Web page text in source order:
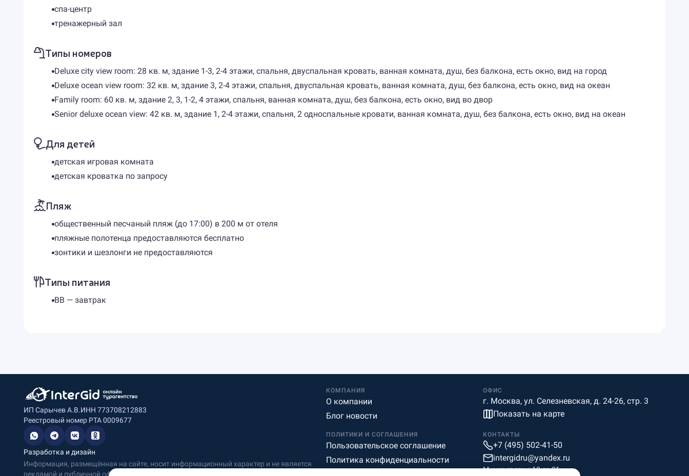
спа-центр
тренажерный зал
Типы номеров
Deluxe city view room: 28 кв. м, здание 1-3, 2-4 этажи, спальня, двуспальная кровать, ванная комната, душ, без балкона, есть окно, вид на город
Deluxe ocean view room: 32 кв. м, здание 3, 2-4 этажи, спальня, двуспальная кровать, ванная комната, душ, без балкона, есть окно, вид на океан
Family room: 60 кв. м, здание 2, 3, 1-2, 4 этажи, спальня, ванная комната, душ, без балкона, есть окно, вид во двор
Senior deluxe ocean view: 42 кв. м, здание 1, 2-4 этажи, спальня, 2 односпальные кровати, ванная комната, душ, без балкона, есть окно, вид на океан
Для детей
детская игровая комната
детская кроватка по запросу
Пляж
общественный песчаный пляж (до 17:00) в 200 м от отеля
пляжные полотенца предоставляются бесплатно
зонтики и шезлонги не предоставляются
Типы питания
BB — завтрак
ИП Сарычев А.В.ИНН 773708212883
Реестровый номер РТА 0009677
Разработка и дизайн
Информация, размещённая на сайте, носит информационный характер и не является
рекламой и публичной офертой.
КОМПАНИЯ
О компании
Блог новости
ОФИС
г. Москва, ул. Селезневская, д. 24-26, стр. 3
Показать на карте
ПОЛИТИКИ И СОГЛАШЕНИЯ
Пользовательское соглашение
Политика конфиденциальности
КОНТАКТЫ
+7 (495) 502-41-50
intergidru@yandex.ru
Мы на связи c 10 до 21